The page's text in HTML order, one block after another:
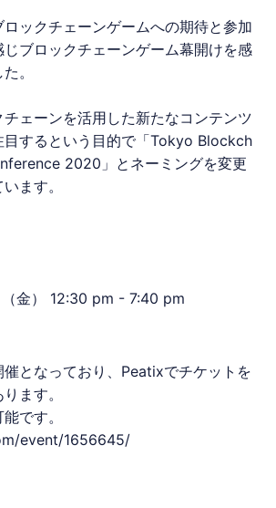
ックチェーンゲームへの期待と参加
ブロックチェーンゲーム幕開けを感
。
ェーンを活用した新たなコンテンツ
するという目的で「Tokyo Blockch
2020」とネーミングを変更
ます。
金） 12:30 pm - 7:40 pm
となっており、Peatixでチケットを
ます。
です。
event/1656645/